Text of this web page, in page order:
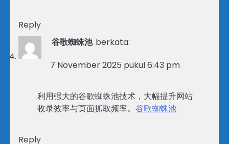
Reply
谷歌蜘蛛池 berkata:
7 November 2025 pukul 6:43 pm
利用强大的谷歌蜘蛛池技术，大幅提升网站
收录效率与页面抓取频率。 谷歌蜘蛛池
Reply